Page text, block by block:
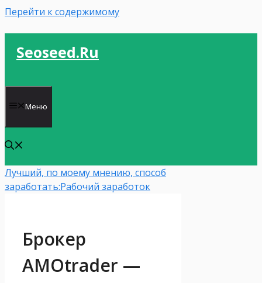
Перейти к содержимому
Seoseed.ru
Меню
Лучший, по моему мнению, способ
заработать:Рабочий заработок
Брокер
AMOtrader —